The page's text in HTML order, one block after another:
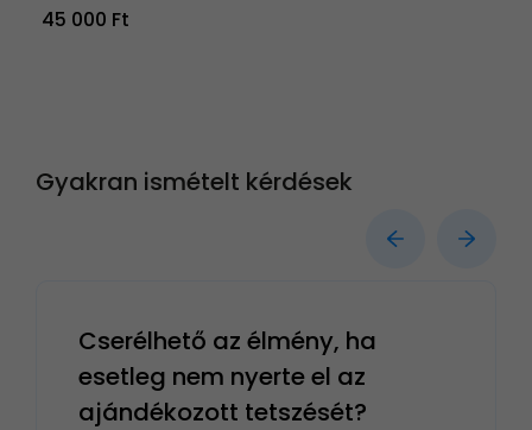
45 000 Ft
Gyakran ismételt kérdések
Cserélhető az élmény, ha
esetleg nem nyerte el az
ajándékozott tetszését?